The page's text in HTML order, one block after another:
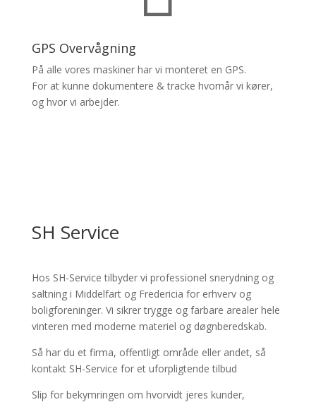
GPS Overvågning
På alle vores maskiner har vi monteret en GPS.
For at kunne dokumentere & tracke hvornår vi kører,
og hvor vi arbejder.
SH Service
Hos SH-Service tilbyder vi professionel snerydning og
saltning i Middelfart og Fredericia for erhverv og
boligforeninger. Vi sikrer trygge og farbare arealer hele
vinteren med moderne materiel og døgnberedskab.
Så har du et firma, offentligt område eller andet, så
kontakt SH-Service for et uforpligtende tilbud
Slip for bekymringen om hvorvidt jeres kunder,